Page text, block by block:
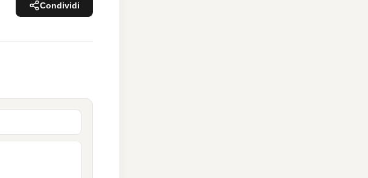
Condividi